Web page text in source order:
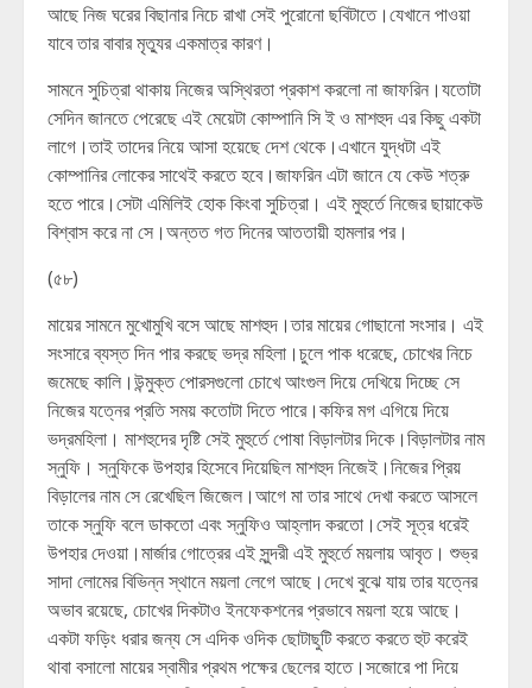
আছে নিজ ঘরের বিছানার নিচে রাখা সেই পুরোনো ছবিটাতে।যেখানে পাওয়া
যাবে তার বাবার মৃত্যুর একমাত্র কারণ।
সামনে সুচিত্রা থাকায় নিজের অস্থিরতা প্রকাশ করলো না জাফরিন।যতোটা
সেদিন জানতে পেরেছে এই মেয়েটা কোম্পানি সি ই ও মাশহুদ এর কিছু একটা
লাগে।তাই তাদের নিয়ে আসা হয়েছে দেশ থেকে।এখানে যুদ্ধটা এই
কোম্পানির লোকের সাথেই করতে হবে।জাফরিন এটা জানে যে কেউ শত্রু
হতে পারে।সেটা এমিলিই হোক কিংবা সুচিত্রা। এই মুহুর্তে নিজের ছায়াকেউ
বিশ্বাস করে না সে।অন্তত গত দিনের আততায়ী হামলার পর।
(৫৮)
মায়ের সামনে মুখোমুখি বসে আছে মাশহুদ।তার মায়ের গোছানো সংসার। এই
সংসারে ব্যস্ত দিন পার করছে ভদ্র মহিলা।চুলে পাক ধরেছে, চোখের নিচে
জমেছে কালি।উন্মুক্ত পোরসগুলো চোখে আংগুল দিয়ে দেখিয়ে দিচ্ছে সে
নিজের যত্নের প্রতি সময় কতোটা দিতে পারে।কফির মগ এগিয়ে দিয়ে
ভদ্রমহিলা। মাশহুদের দৃষ্টি সেই মুহুর্তে পোষা বিড়ালটার দিকে।বিড়ালটার নাম
স্নুফি। স্নুফিকে উপহার হিসেবে দিয়েছিল মাশহুদ নিজেই।নিজের প্রিয়
বিড়ালের নাম সে রেখেছিল জিজেল।আগে মা তার সাথে দেখা করতে আসলে
তাকে স্নুফি বলে ডাকতো এবং স্নুফিও আহ্লাদ করতো।সেই সূত্র ধরেই
উপহার দেওয়া।মার্জার গোত্রের এই সুন্দরী এই মুহুর্তে ময়লায় আবৃত। শুভ্র
সাদা লোমের বিভিন্ন স্থানে ময়লা লেগে আছে।দেখে বুঝে যায় তার যত্নের
অভাব রয়েছে, চোখের দিকটাও ইনফেকশনের প্রভাবে ময়লা হয়ে আছে।
একটা ফড়িং ধরার জন্য সে এদিক ওদিক ছোটাছুটি করতে করতে হুট করেই
থাবা বসালো মায়ের স্বামীর প্রথম পক্ষের ছেলের হাতে।সজোরে পা দিয়ে